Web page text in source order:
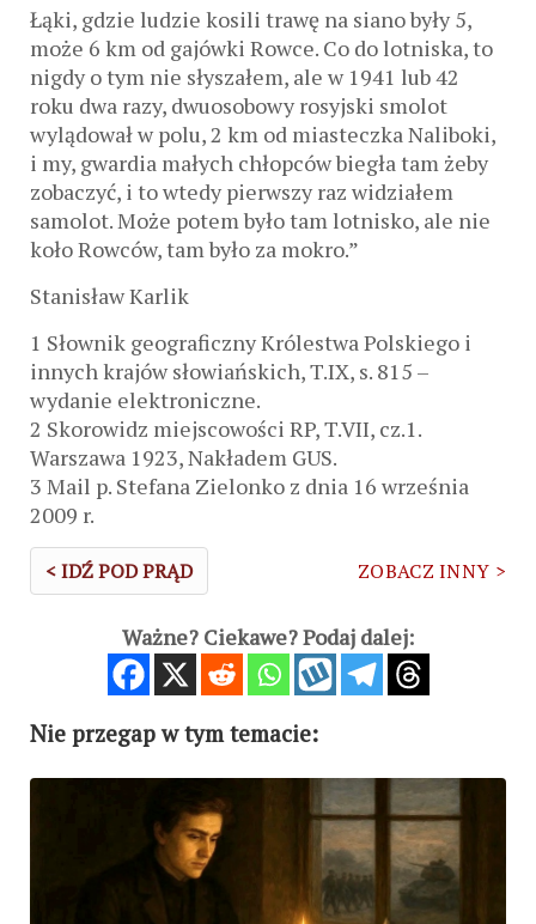
Łąki, gdzie ludzie kosili trawę na siano były 5,
może 6 km od gajówki Rowce. Co do lotniska, to
nigdy o tym nie słyszałem, ale w 1941 lub 42
roku dwa razy, dwuosobowy rosyjski smolot
wylądował w polu, 2 km od miasteczka Naliboki,
i my, gwardia małych chłopców biegła tam żeby
zobaczyć, i to wtedy pierwszy raz widziałem
samolot. Może potem było tam lotnisko, ale nie
koło Rowców, tam było za mokro.”
Stanisław Karlik
1 Słownik geograficzny Królestwa Polskiego i
innych krajów słowiańskich, T.IX, s. 815 –
wydanie elektroniczne.
2 Skorowidz miejscowości RP, T.VII, cz.1.
Warszawa 1923, Nakładem GUS.
3 Mail p. Stefana Zielonko z dnia 16 września
2009 r.
< IDŹ POD PRĄD ZOBACZ INNY >
Ważne? Ciekawe? Podaj dalej:
Nie przegap w tym temacie: